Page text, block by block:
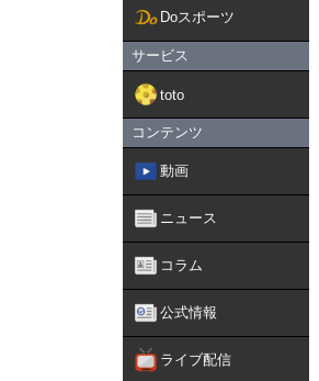
Doスポーツ
サービス
toto
コンテンツ
動画
ニュース
コラム
公式情報
ライブ配信